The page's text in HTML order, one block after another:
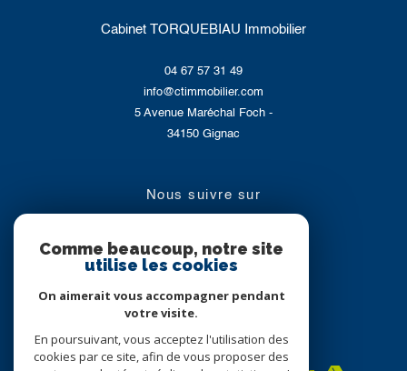
Cabinet TORQUEBIAU Immobilier
04 67 57 31 49
info@ctimmobilier.com
5 Avenue Maréchal Foch -
34150
Gignac
nous suivre sur
Adhérents
Comme beaucoup, notre site
utilise les cookies
On aimerait vous accompagner pendant
votre visite.
En poursuivant, vous acceptez l'utilisation des
cookies par ce site, afin de vous proposer des